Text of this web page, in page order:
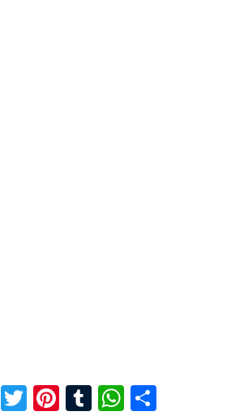
Facebook
Twitter
Pinterest
TumblrWhatsApp